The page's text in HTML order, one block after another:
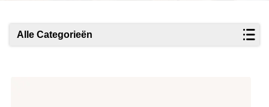
Alle Categorieën